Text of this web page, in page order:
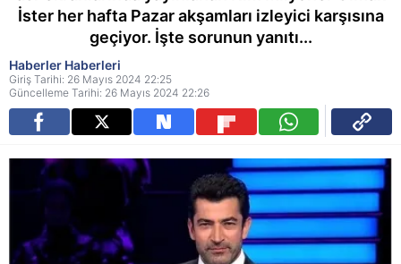
İster her hafta Pazar akşamları izleyici karşısına
geçiyor. İşte sorunun yanıtı...
Haberler Haberleri
Giriş Tarihi: 26 Mayıs 2024 22:25
Güncelleme Tarihi: 26 Mayıs 2024 22:26